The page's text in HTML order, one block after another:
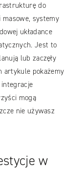
do
systemy
układance
Jest to
lub zaczęły
artykule pokażemy
integracje
mogą
nie używasz
w